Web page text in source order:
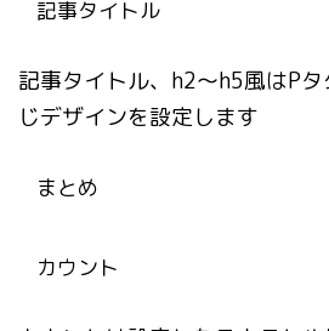
記事タイトル
記事タイトル、h2〜h5風はP
じデザインを設定します
まとめ
カウント